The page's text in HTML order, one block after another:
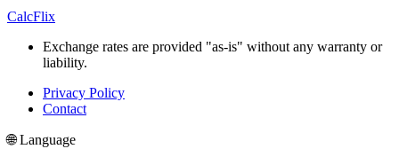
CalcFlix
Exchange rates are provided "as-is" without any warranty or
liability.
Privacy Policy
Contact
🌐 Language